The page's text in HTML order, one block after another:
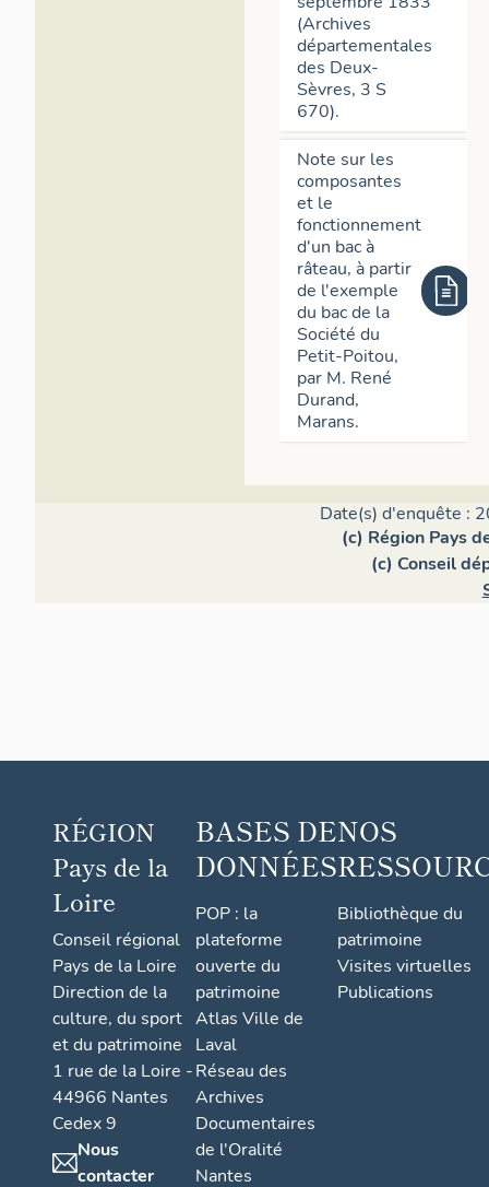
(Archives
départementales
des Deux-
Sèvres, 3 S
670).
Note sur les
composantes
et le
fonctionnement
d'un bac à
râteau, à partir
de l'exemple
du bac de la
Société du
Petit-Poitou,
par M. René
Durand,
Marans.
Date(s) d'enquête :
(c) Région Pays
(c) Conseil
RÉGION
Pays de la
Loire
Conseil régional
Pays de la Loire
Direction de la
culture, du sport
et du patrimoine
1 rue de la Loire -
44966 Nantes
Cedex 9
Nous
contacter
BASES DE
DONNÉES
POP : la
plateforme
ouverte du
patrimoine
Atlas Ville de
Laval
Réseau des
Archives
Documentaires
de l'Oralité
Nantes
NOS
Bibliothèque du
patrimoine
Visites virtuelles
Publications